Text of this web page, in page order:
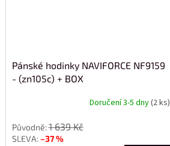
Pánské hodinky NAVIFORCE NF9159
- (zn105c) + BOX
Doručení 3-5 dny(2 ks)
1 639 Kč
–37 %